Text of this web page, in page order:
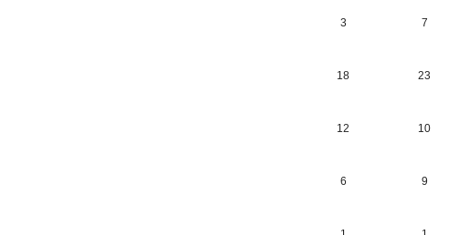
3 7
18 23
12 10
6 9